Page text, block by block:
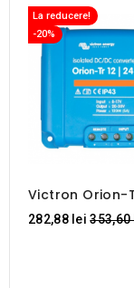
La reducere!
-20%
Victron Orion-
5A (120W)
282,88 lei 353,60